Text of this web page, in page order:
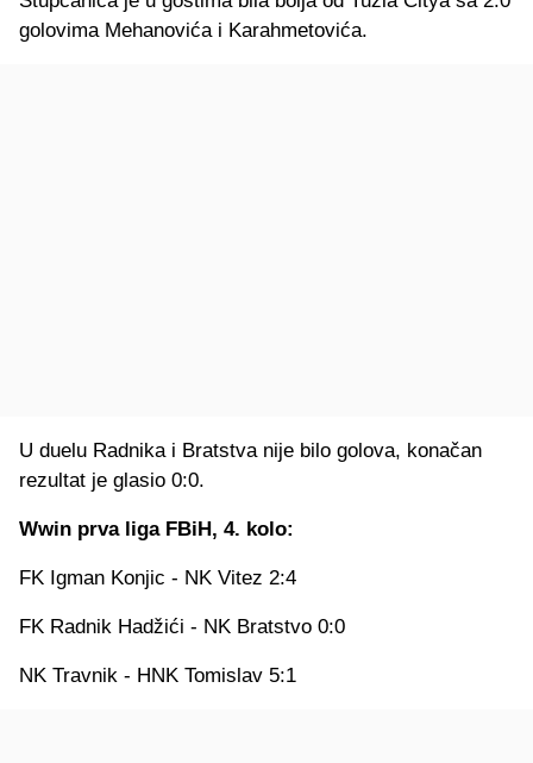
golovima Mehanovića i Karahmetovića.
U duelu Radnika i Bratstva nije bilo golova, konačan
rezultat je glasio 0:0.
Wwin prva liga FBiH, 4. kolo:
FK Igman Konjic - NK Vitez 2:4
FK Radnik Hadžići - NK Bratstvo 0:0
NK Travnik - HNK Tomislav 5:1